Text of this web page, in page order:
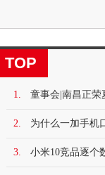
TOP
1. 童事会|南昌正荣
2. 为什么一加手机
3. 小米10竞品逐个